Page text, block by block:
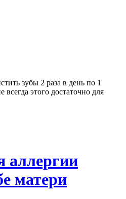
зубы 2 раза в день по 1
этого достаточно для
аллергии
матери